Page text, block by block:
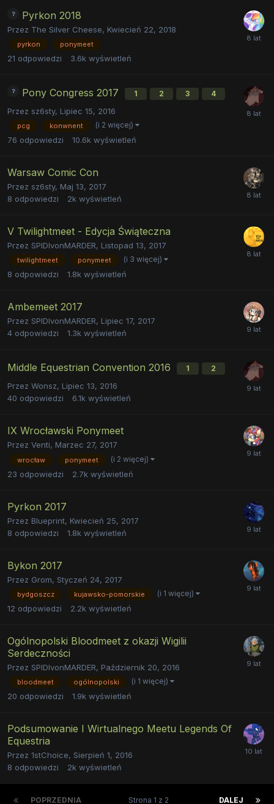
Pyrkon 2018
Przez The Silver Cheese, Kwiecień 22, 2018
pyrkon ponymeet
21 odpowiedzi 3.6k wyświetleń
Pony Congress 2017 1 2 3 4
Przez sz6sty, Lipiec 15, 2016
pcg konwnent (i 2 więcej)
76 odpowiedzi 10.6k wyświetleń
Warsaw Comic Con
Przez sz6sty, Maj 13, 2017
8 odpowiedzi 2k wyświetleń
V Twilightmeet - Edycja Świąteczna
Przez SPIDIvonMARDER, Listopad 13, 2017
twilightmeet ponymeet (i 3 więcej)
8 odpowiedzi 1.8k wyświetleń
Ambemeet 2017
Przez SPIDIvonMARDER, Lipiec 17, 2017
4 odpowiedzi 1.3k wyświetleń
Middle Equestrian Convention 2016 1 2
Przez Wonsz, Lipiec 13, 2016
40 odpowiedzi 6.1k wyświetleń
IX Wrocławski Ponymeet
Przez Venti, Marzec 27, 2017
wrocław ponymeet (i 2 więcej)
23 odpowiedzi 2.7k wyświetleń
Pyrkon 2017
Przez Blueprint, Kwiecień 25, 2017
8 odpowiedzi 1.8k wyświetleń
Bykon 2017
Przez Grom, Styczeń 24, 2017
bydgoszcz kujawsko-pomorskie (i 1 więcej)
12 odpowiedzi 2.2k wyświetleń
Ogólnopolski Bloodmeet z okazji Wigilii
Serdeczności
Przez SPIDIvonMARDER, Październik 20, 2016
bloodmeet ogólnopolski (i 1 więcej)
20 odpowiedzi 1.9k wyświetleń
Podsumowanie I Wirtualnego Meetu Legends Of
Equestria
Przez 1stChoice, Sierpień 1, 2016
8 odpowiedzi 2k wyświetleń
POPRZEDNIA DALEJ
Strona 1 z 2